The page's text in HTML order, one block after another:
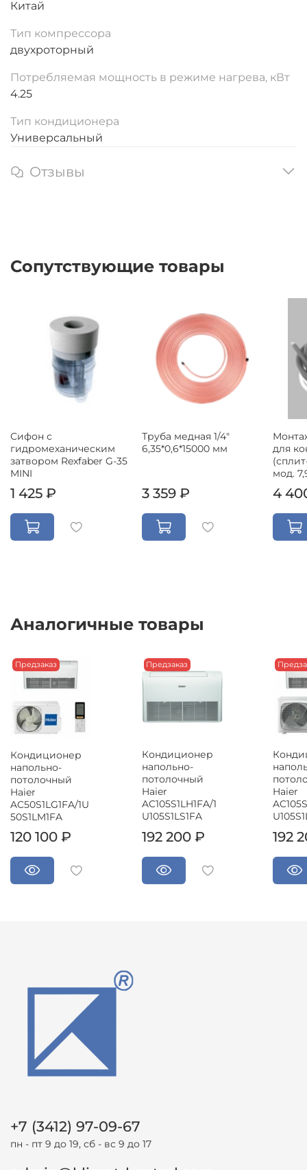
Китай
Тип компрессора
двухроторный
Потребляемая мощность в режиме нагрева, кВт
4.25
Тип кондиционера
Универсальный
Отзывы
Сопутствующие товары
Сифон с
гидромеханическим
затвором Rexfaber G-35
MINI
1 425 ₽
Труба медная 1/4"
6,35*0,6*15000 мм
3 359 ₽
для
мод.
4
Аналогичные товары
Предзаказ
Кондиционер
напольно-
потолочный
Haier
AC50S1LG1FA/1U
50S1LM1FA
120 100 ₽
Предзаказ
Кондиционер
напольно-
потолочный
Haier
AC105S1LH1FA/1
U105S1LS1FA
192 200 ₽
Haier
192
+7 (3412) 97-09-67
пн - пт 9 до 19, сб - вс 9 до 17